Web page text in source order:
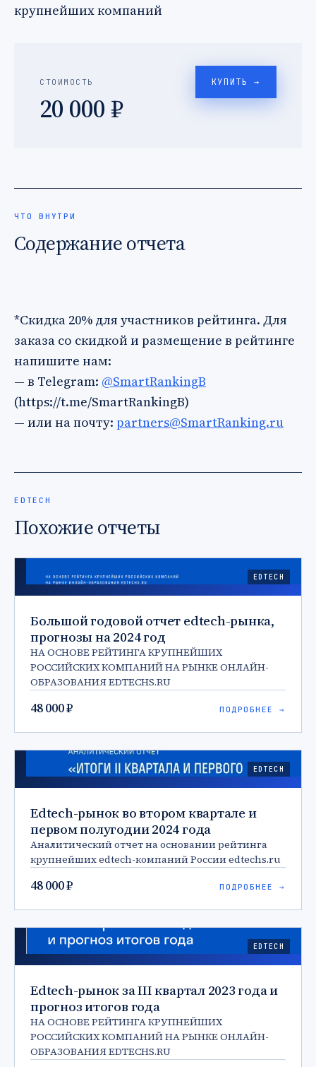
крупнейших компаний
СТОИМОСТЬ
20 000 ₽
КУПИТЬ →
ЧТО ВНУТРИ
Содержание отчета
*Скидка 20% для участников рейтинга. Для
заказа со скидкой и размещение в рейтинге
напишите нам:
— в Telegram: @SmartRankingB
(https://t.me/SmartRankingB)
— или на почту: partners@SmartRanking.ru
EDTECH
Похожие отчеты
EDTECH
Большой годовой отчет edtech-рынка,
прогнозы на 2024 год
НА ОСНОВЕ РЕЙТИНГА КРУПНЕЙШИХ
РОССИЙСКИХ КОМПАНИЙ НА РЫНКЕ ОНЛАЙН-
ОБРАЗОВАНИЯ EDTECHS.RU
48 000 ₽ ПОДРОБНЕЕ →
EDTECH
Edtech-рынок во втором квартале и
первом полугодии 2024 года
Аналитический отчет на основании рейтинга
крупнейших edtech-компаний России edtechs.ru
48 000 ₽ ПОДРОБНЕЕ →
EDTECH
Edtech-рынок за III квартал 2023 года и
прогноз итогов года
НА ОСНОВЕ РЕЙТИНГА КРУПНЕЙШИХ
РОССИЙСКИХ КОМПАНИЙ НА РЫНКЕ ОНЛАЙН-
ОБРАЗОВАНИЯ EDTECHS.RU